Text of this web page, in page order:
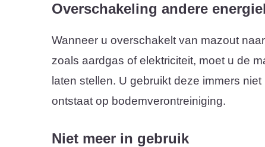
Overschakeling andere
Wanneer u overschakelt van mazout
zoals aardgas of elektriciteit, moet u de
laten stellen. U gebruikt deze immers
ontstaat op bodemverontreiniging.
Niet meer in gebruik